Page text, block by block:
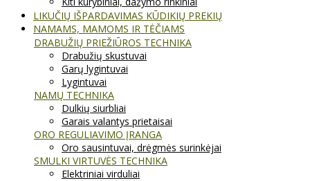
LIKUČIŲ IŠPARDAVIMAS KŪDIKIŲ PREKIŲ
NAMAMS, MAMOMS IR TĖČIAMS
DRABUŽIŲ PRIEŽIŪROS TECHNIKA
Drabužių skustuvai
Garų lygintuvai
Lygintuvai
NAMŲ TECHNIKA
Dulkių siurbliai
Garais valantys prietaisai
ORO REGULIAVIMO ĮRANGA
Oro sausintuvai, drėgmės surinkėjai
SMULKI VIRTUVĖS TECHNIKA
Elektriniai virduliai